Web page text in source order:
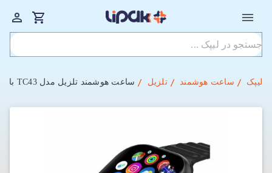
لیپک ساعت هوشمند تلزیل ساعت هوشمند تلزیل مدل TC43 با حافظه 64 گیگابایت و رم 6 گیگابایت (رجیستر شده)